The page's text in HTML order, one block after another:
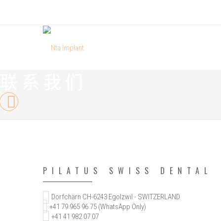
PILATUS SWISS DENTAL
Dorfchärn CH-6243 Egolzwil - SWITZERLAND
+41 79 965 96 75 (WhatsApp Only)
+41 41 982 07 07